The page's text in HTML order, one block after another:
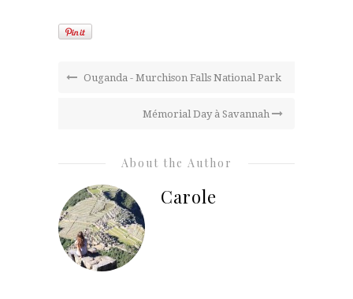
Ouganda - Murchison Falls National Park
Mémorial Day à Savannah
About the Author
Carole